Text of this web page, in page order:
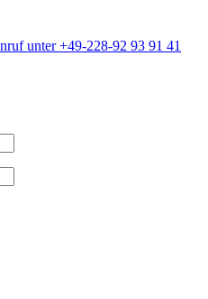
unter +49-228-92 93 91 41